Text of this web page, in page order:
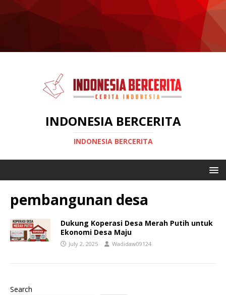
INDONESIA BERCERITA
INDONESIA BERCERITA
pembangunan desa
Dukung Koperasi Desa Merah Putih untuk
Ekonomi Desa Maju
July 2, 2025 Wadidaw09124
Search